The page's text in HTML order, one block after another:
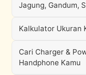
Jagung, Gandum,
Kalkulator Ukuran
Cari Charger &
Handphone Kamu